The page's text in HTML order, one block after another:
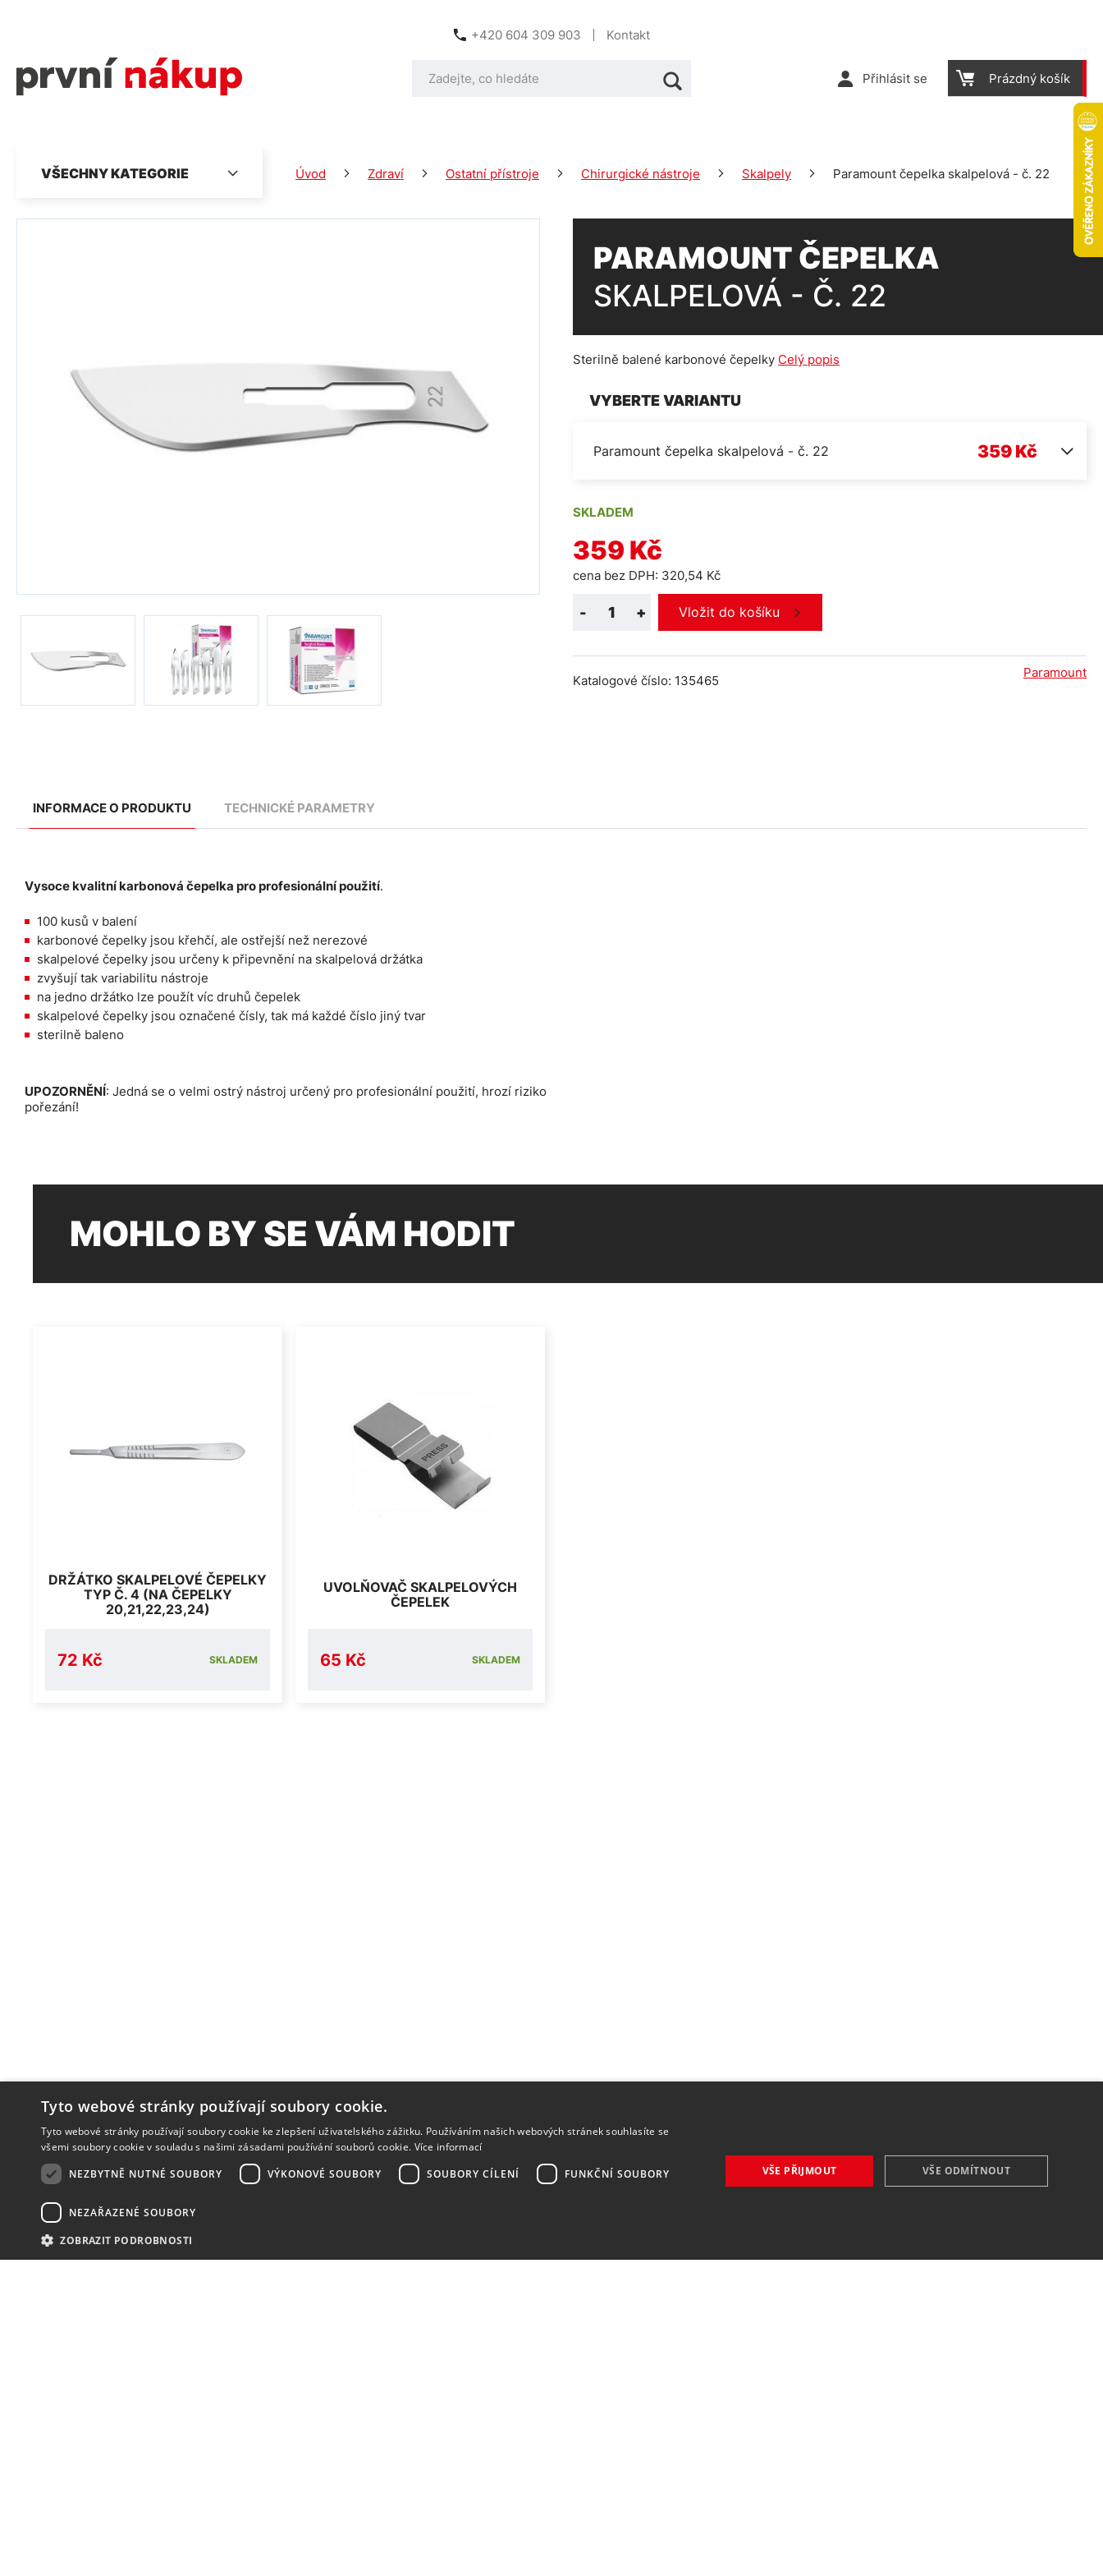
Přihlásit se Prázdný košík
+420 604 309 903 Kontakt
Úvod Zdraví Ostatní přístroje Chirurgické nástroje Skalpely Paramount čepelka skalpelová - č. 22
VŠECHNY KATEGORIE
PARAMOUNT ČEPELKA
SKALPELOVÁ - Č. 22
Sterilně balené karbonové čepelky Celý popis
VYBERTE VARIANTU
Paramount čepelka skalpelová - č. 22 359 Kč
SKLADEM
359 Kč
cena bez DPH: 320,54 Kč
+
- Vložit do košíku
Katalogové číslo: 135465
Paramount
INFORMACE O PRODUKTU TECHNICKÉ PARAMETRY
Vysoce kvalitní karbonová čepelka pro profesionální použití.
100 kusů v balení
karbonové čepelky jsou křehčí, ale ostřejší než nerezové
skalpelové čepelky jsou určeny k připevnění na skalpelová držátka
zvyšují tak variabilitu nástroje
na jedno držátko lze použít víc druhů čepelek
skalpelové čepelky jsou označené čísly, tak má každé číslo jiný tvar
sterilně baleno
UPOZORNĚNÍ: Jedná se o velmi ostrý nástroj určený pro profesionální použití, hrozí riziko
pořezání!
MOHLO BY SE VÁM HODIT
DRŽÁTKO SKALPELOVÉ ČEPELKY
TYP Č. 4 (NA ČEPELKY
20,21,22,23,24)
72 Kč SKLADEM
UVOLŇOVAČ SKALPELOVÝCH
ČEPELEK
65 Kč SKLADEM
Tyto webové stránky používají soubory cookie.
Tyto webové stránky používají soubory cookie ke zlepšení uživatelského zážitku. Používáním našich webových stránek souhlasíte se
všemi soubory cookie v souladu s našimi zásadami používání souborů cookie. Více informací
NEZBYTNĚ NUTNÉ SOUBORY
VÝKONOVÉ SOUBORY SOUBORY CÍLENÍ FUNKČNÍ SOUBORY
NEZAŘAZENÉ SOUBORY
ZOBRAZIT PODROBNOSTI
VŠE PŘIJMOUT VŠE ODMÍTNOUT